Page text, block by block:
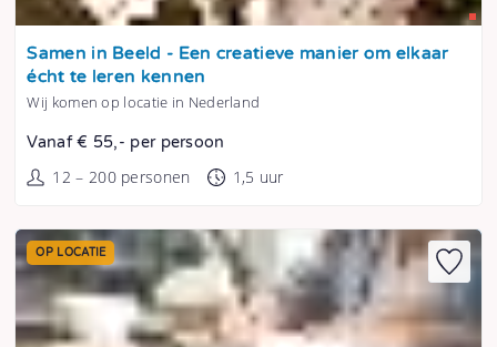
Tonen
Samen in Beeld - Een creatieve manier om elkaar
écht te leren kennen
Wij komen op locatie in Nederland
Vanaf € 55,- per persoon
12 – 200 personen 1,5 uur
OP LOCATIE